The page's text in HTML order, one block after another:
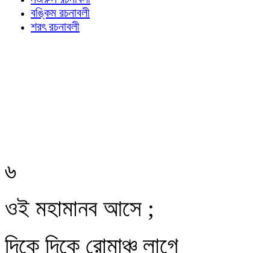
বঙ্কিম রচনাবলী
শরৎ রচনাবলী
৬
ওই মহামানব আসে ;
দিকে দিকে রোমাঞ্চ লাগে